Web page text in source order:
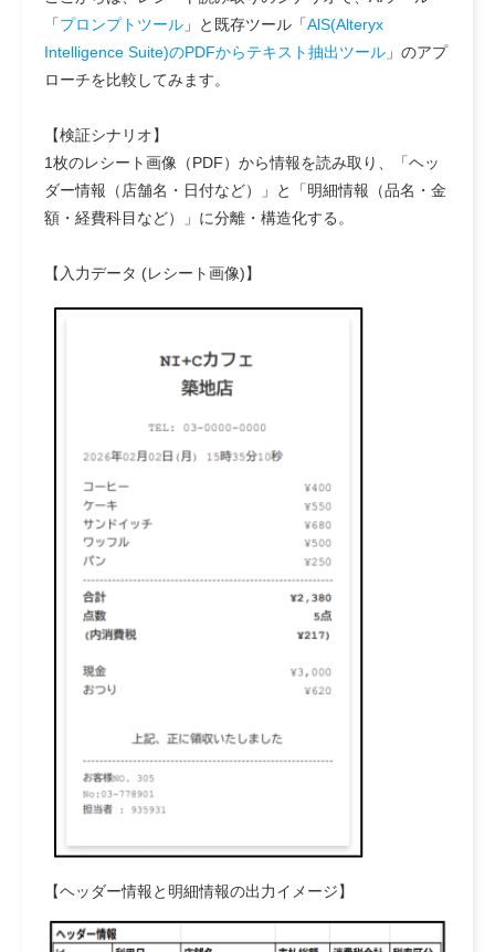
「プロンプトツール 」と既存ツール「AlS(Alteryx
Intelligence Suite)のPDFからテキスト抽出ツール 」のアプ
ローチを比較してみます。
【検証シナリオ】
1枚のレシート画像（PDF）から情報を読み取り、「ヘッ
ダー情報（店舗名・日付など）」と「明細情報（品名・金
額・経費科目など）」に分離・構造化する。
【入力データ (レシート画像)】
【ヘッダー情報と明細情報の出力イメージ】